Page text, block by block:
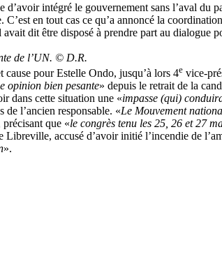
intégré le gouvernement sans l’aval
en tout cas ce qu’a annoncé la
dit être disposé à prendre part au
de l’UN. © D.R.
pour Estelle Ondo, jusqu’à lors 4e vice-
opinion bien pesante» depuis le retrait de la
dans cette situation une «impasse (qui)
l’ancien responsable. «Le Mouvement
que «le congrès tenu les 25, 26 et 27
accusé d’avoir initié l’incendie de
».